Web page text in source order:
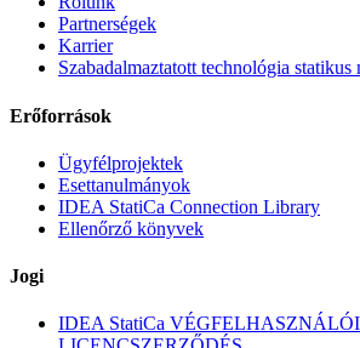
Partnerségek
Karrier
Szabadalmaztatott technológia statikus
Erőforrások
Ügyfélprojektek
Esettanulmányok
IDEA StatiCa Connection Library
Ellenőrző könyvek
Jogi
IDEA StatiCa VÉGFELHASZNÁLÓI